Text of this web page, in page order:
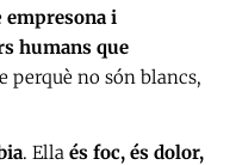
empresona i
humans que
perquè no són blancs,
. Ella és foc, és dolor,